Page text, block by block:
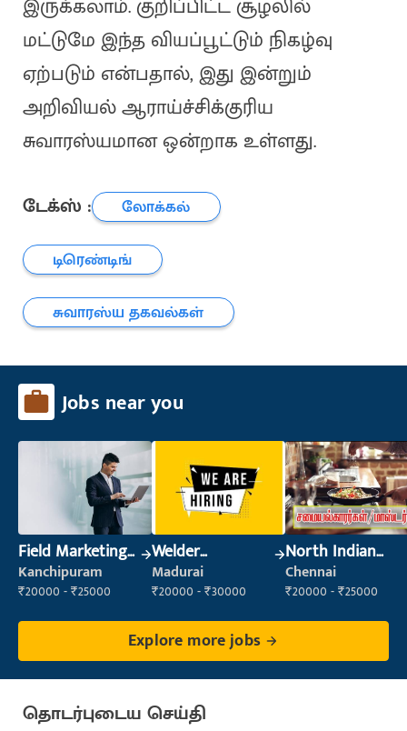
இருக்கலாம். குறிப்பிட்ட சூழலில்
மட்டுமே இந்த வியப்பூட்டும் நிகழ்வு
ஏற்படும் என்பதால், இது இன்றும்
அறிவியல் ஆராய்ச்சிக்குரிய
சுவாரஸ்யமான ஒன்றாக உள்ளது.
டேக்ஸ் :
லோக்கல்
டிரெண்டிங்
சுவாரஸ்ய தகவல்கள்
Jobs near you
Field Marketing
Executive
Kanchipuram
₹20000 - ₹25000
Welder
(Fabrication)
Madurai
₹20000 - ₹30000
North Indian
Cook
Chennai
₹20000 - ₹25000
Explore more jobs
தொடர்புடைய செய்தி